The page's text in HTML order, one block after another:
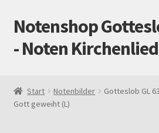
Zur
Navigation
springen
Zum
Inhalt
springen
Notenshop
- Noten
AGB
Start Notenbilder
Gotteslob GL
Gott geweiht (L)